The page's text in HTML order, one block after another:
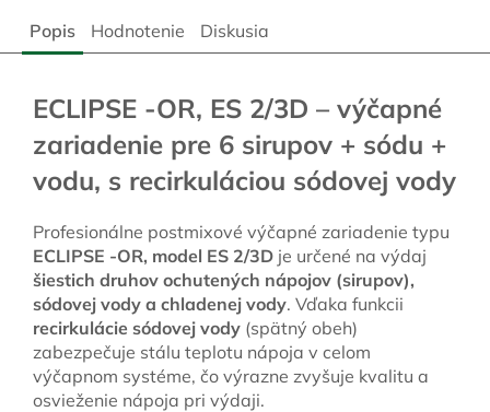
Popis Hodnotenie Diskusia
ECLIPSE -OR, ES 2/3D – výčapné
zariadenie pre 6 sirupov + sódu +
vodu, s recirkuláciou sódovej vody
Profesionálne postmixové výčapné zariadenie typu
ECLIPSE -OR, model ES 2/3D je určené na výdaj
šiestich druhov ochutených nápojov (sirupov),
sódovej vody a chladenej vody. Vďaka funkcii
recirkulácie sódovej vody (spätný obeh)
zabezpečuje stálu teplotu nápoja v celom
výčapnom systéme, čo výrazne zvyšuje kvalitu a
osvieženie nápoja pri výdaji.